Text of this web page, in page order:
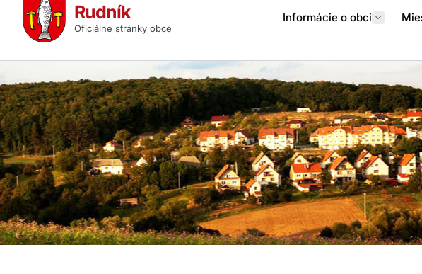
Rudník
Oficiálne stránky obce
Informácie o obci